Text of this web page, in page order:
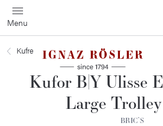
Prejsť
na
obsah
Kufre
Kufor B|Y Ulisse
Large
BRIC`S